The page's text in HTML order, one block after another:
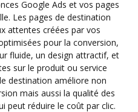
Google Ads et vos pages
Les pages de destination
attentes créées par vos
pour la conversion,
fluide, un design attractif, et
sur le produit ou service
destination améliore non
mais aussi la qualité des
peut réduire le coût par clic.